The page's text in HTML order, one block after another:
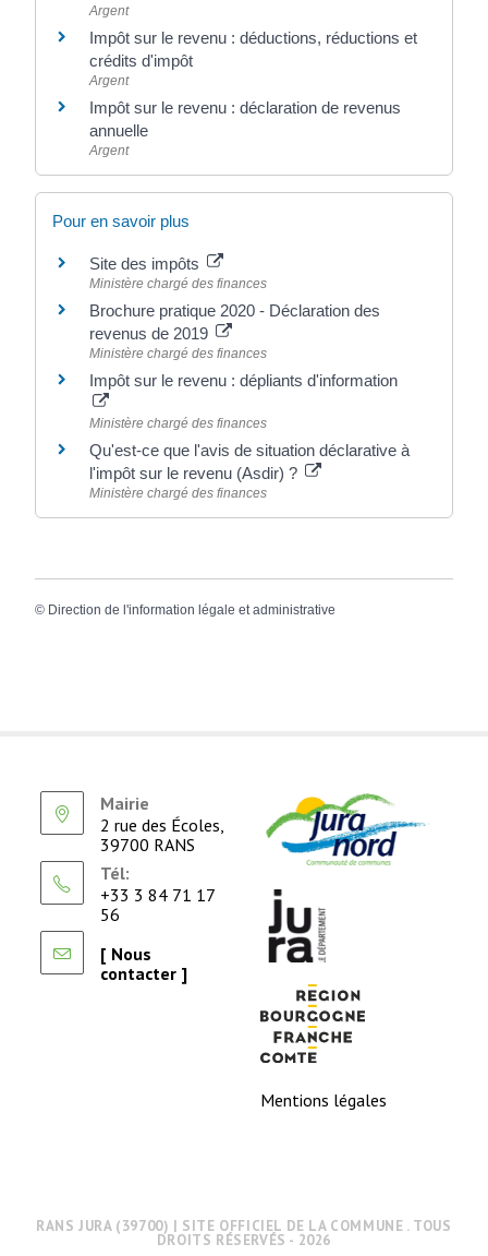
Argent
Impôt sur le revenu : déductions, réductions et
crédits d'impôt
Argent
Impôt sur le revenu : déclaration de revenus
annuelle
Argent
Pour en savoir plus
Site des impôts
Ministère chargé des finances
Brochure pratique 2020 - Déclaration des
revenus de 2019
Ministère chargé des finances
Impôt sur le revenu : dépliants d'information
Ministère chargé des finances
Qu'est-ce que l'avis de situation déclarative à
l'impôt sur le revenu (Asdir) ?
Ministère chargé des finances
© Direction de l'information légale et administrative
Mairie
2 rue des Écoles,
39700 RANS
Tél:
+33 3 84 71 17
56
[ Nous
contacter ]
Mentions légales
RANS JURA (39700) | SITE OFFICIEL DE LA COMMUNE . TOUS
DROITS RÉSERVÉS - 2026